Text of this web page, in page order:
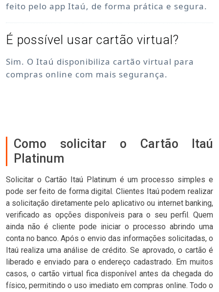
feito pelo app Itaú, de forma prática e segura.
É possível usar cartão virtual?
Sim. O Itaú disponibiliza cartão virtual para
compras online com mais segurança.
Como solicitar o Cartão Itaú
Platinum
Solicitar o Cartão Itaú Platinum é um processo simples e
pode ser feito de forma digital. Clientes Itaú podem realizar
a solicitação diretamente pelo aplicativo ou internet banking,
verificado as opções disponíveis para o seu perfil. Quem
ainda não é cliente pode iniciar o processo abrindo uma
conta no banco. Após o envio das informações solicitadas, o
Itaú realiza uma análise de crédito. Se aprovado, o cartão é
liberado e enviado para o endereço cadastrado. Em muitos
casos, o cartão virtual fica disponível antes da chegada do
físico, permitindo o uso imediato em compras online. Todo o